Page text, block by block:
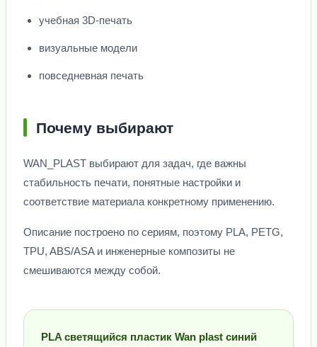
учебная 3D-печать
визуальные модели
повседневная печать
Почему выбирают
WAN_PLAST выбирают для задач, где важны
стабильность печати, понятные настройки и
соответствие материала конкретному применению.
Описание построено по сериям, поэтому PLA, PETG,
TPU, ABS/ASA и инженерные композиты не
смешиваются между собой.
PLA светящийся пластик Wan plast синий